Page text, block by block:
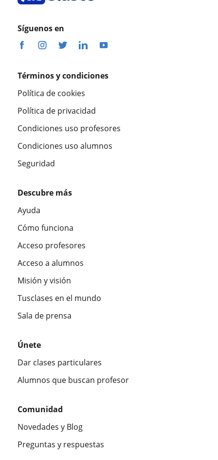
Síguenos en
Términos y condiciones
Política de cookies
Política de privacidad
Condiciones uso profesores
Condiciones uso alumnos
Seguridad
Descubre más
Ayuda
Cómo funciona
Acceso profesores
Acceso a alumnos
Misión y visión
Tusclases en el mundo
Sala de prensa
Únete
Dar clases particulares
Alumnos que buscan profesor
Comunidad
Novedades y Blog
Preguntas y respuestas